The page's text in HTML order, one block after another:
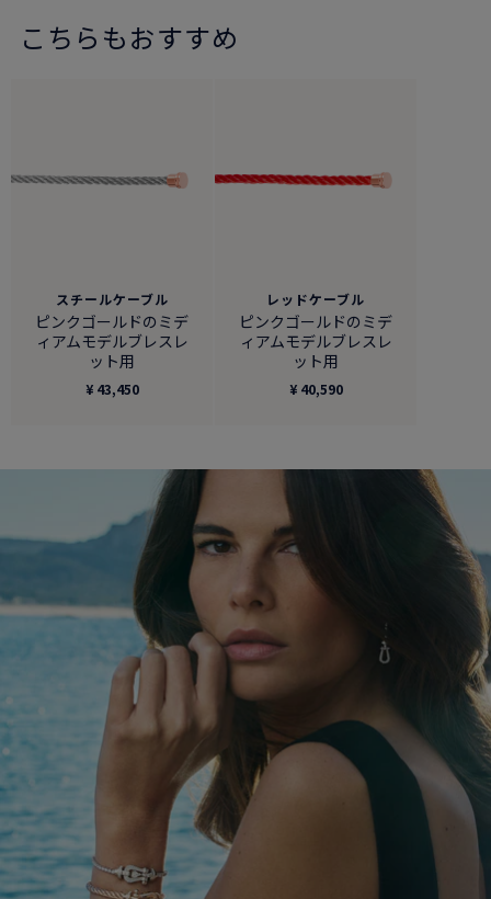
こちらもおすすめ
スチールケーブル
ピンクゴールドのミデ
ィアムモデルブレスレ
ット用
¥ 43,450
レッドケーブル
ピンクゴールドのミデ
ィアムモデルブレスレ
ット用
¥ 40,590